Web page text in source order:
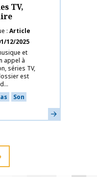
TV,
Article
12/2025
et
appel à
séries TV,
est
Son
En savoir plus